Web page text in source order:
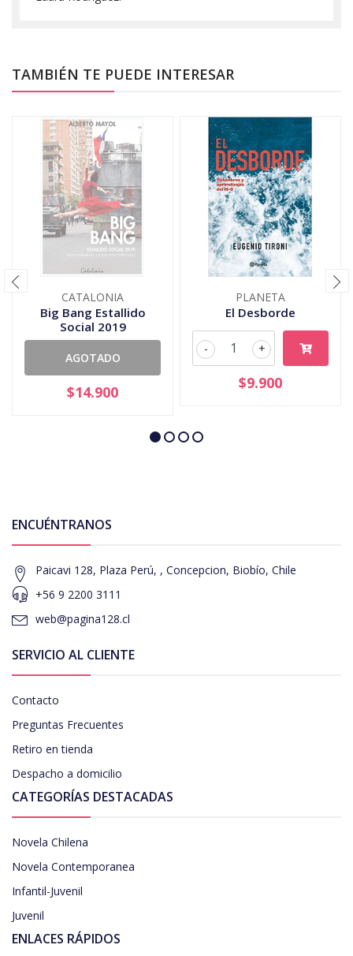
TAMBIÉN TE PUEDE INTERESAR
CATALONIA
Big Bang Estallido
Social 2019
AGOTADO
$14.900
PLANETA
El Desborde
+
-
$9.900
ENCUÉNTRANOS
Paicavi 128, Plaza Perú, , Concepcion, Biobío, Chile
+56 9 2200 3111
web@pagina128.cl
SERVICIO AL CLIENTE
Contacto
Preguntas Frecuentes
Retiro en tienda
Despacho a domicilio
CATEGORÍAS DESTACADAS
Novela Chilena
Novela Contemporanea
Infantil-Juvenil
Juvenil
ENLACES RÁPIDOS